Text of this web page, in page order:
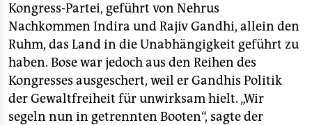
Kongress-Partei, geführt von Nehrus
Nachkommen Indira und Rajiv Gandhi, allein den
Ruhm, das Land in die Unabhängigkeit geführt zu
haben. Bose war jedoch aus den Reihen des
Kongresses ausgeschert, weil er Gandhis Politik
der Gewaltfreiheit für unwirksam hielt. „Wir
segeln nun in getrennten Booten“, sagte der